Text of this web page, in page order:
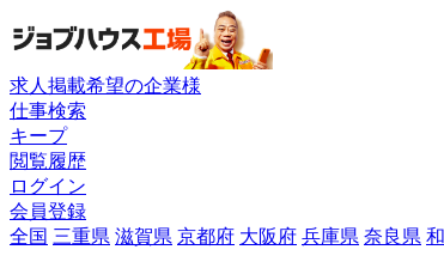
求人掲載希望の企業様
仕事検索
キープ
閲覧履歴
ログイン
会員登録
全国 三重県 滋賀県 京都府 大阪府 兵庫県 奈良県